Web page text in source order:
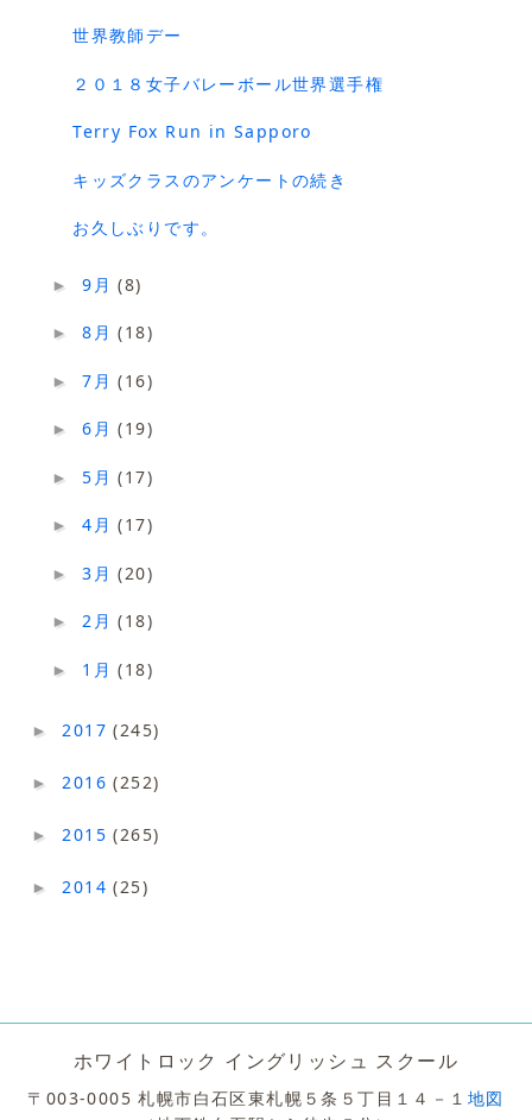
世界教師デー
２０１８女子バレーボール世界選手権
Terry Fox Run in Sapporo
キッズクラスのアンケートの続き
お久しぶりです。
►9月(8)
►8月(18)
►7月(16)
►6月(19)
►5月(17)
►4月(17)
►3月(20)
►2月(18)
► 1月(18)
►2017(245)
►2016(252)
►2015(265)
►2014(25)
ホワイトロック イングリッシュ スクール
〒003-0005 札幌市白石区東札幌５条５丁目１４－１ 地図